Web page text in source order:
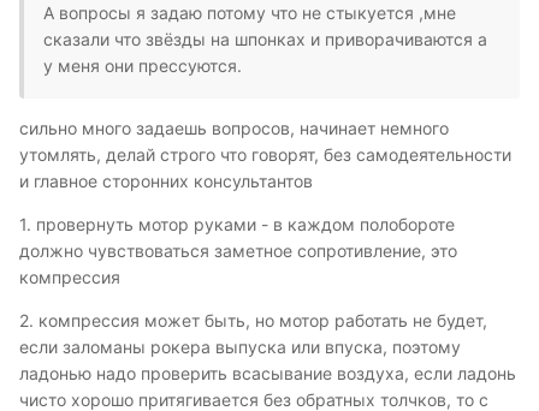
А вопросы я задаю потому что не стыкуется ,мне
сказали что звёзды на шпонках и приворачиваются а
у меня они прессуются.
сильно много задаешь вопросов, начинает немного
утомлять, делай строго что говорят, без самодеятельности
и главное сторонних консультантов
1. провернуть мотор руками - в каждом полобороте
должно чувствоваться заметное сопротивление, это
компрессия
2. компрессия может быть, но мотор работать не будет,
если заломаны рокера выпуска или впуска, поэтому
ладонью надо проверить всасывание воздуха, если ладонь
чисто хорошо притягивается без обратных толчков, то с